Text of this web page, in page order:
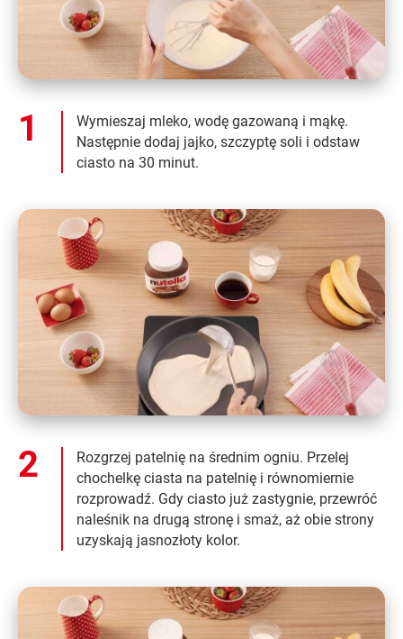
Wymieszaj mleko, wodę gazowaną i mąkę.
Następnie dodaj jajko, szczyptę soli i odstaw
ciasto na 30 minut.
Rozgrzej patelnię na średnim ogniu. Przelej
chochelkę ciasta na patelnię i równomiernie
rozprowadź. Gdy ciasto już zastygnie, przewróć
naleśnik na drugą stronę i smaż, aż obie strony
uzyskają jasnozłoty kolor.